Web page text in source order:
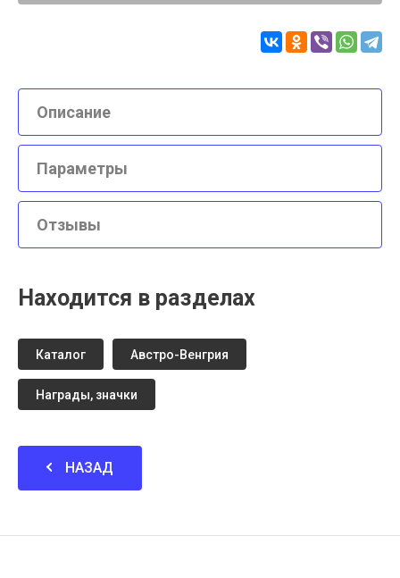
Описание
Параметры
Отзывы
Находится в разделах
Каталог Австро-Венгрия
Награды, значки
НАЗАД